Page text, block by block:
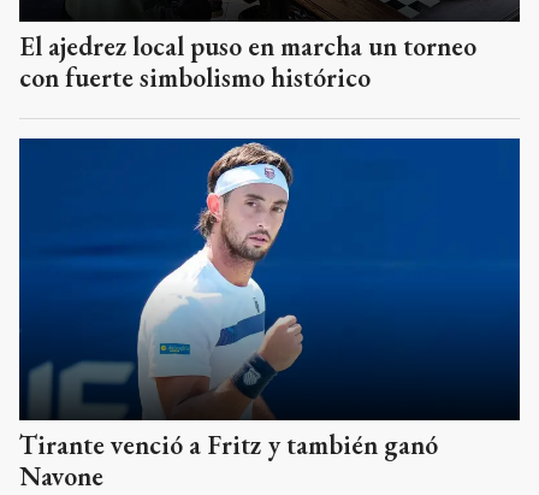
El ajedrez local puso en marcha un torneo
con fuerte simbolismo histórico
Tirante venció a Fritz y también ganó
Navone